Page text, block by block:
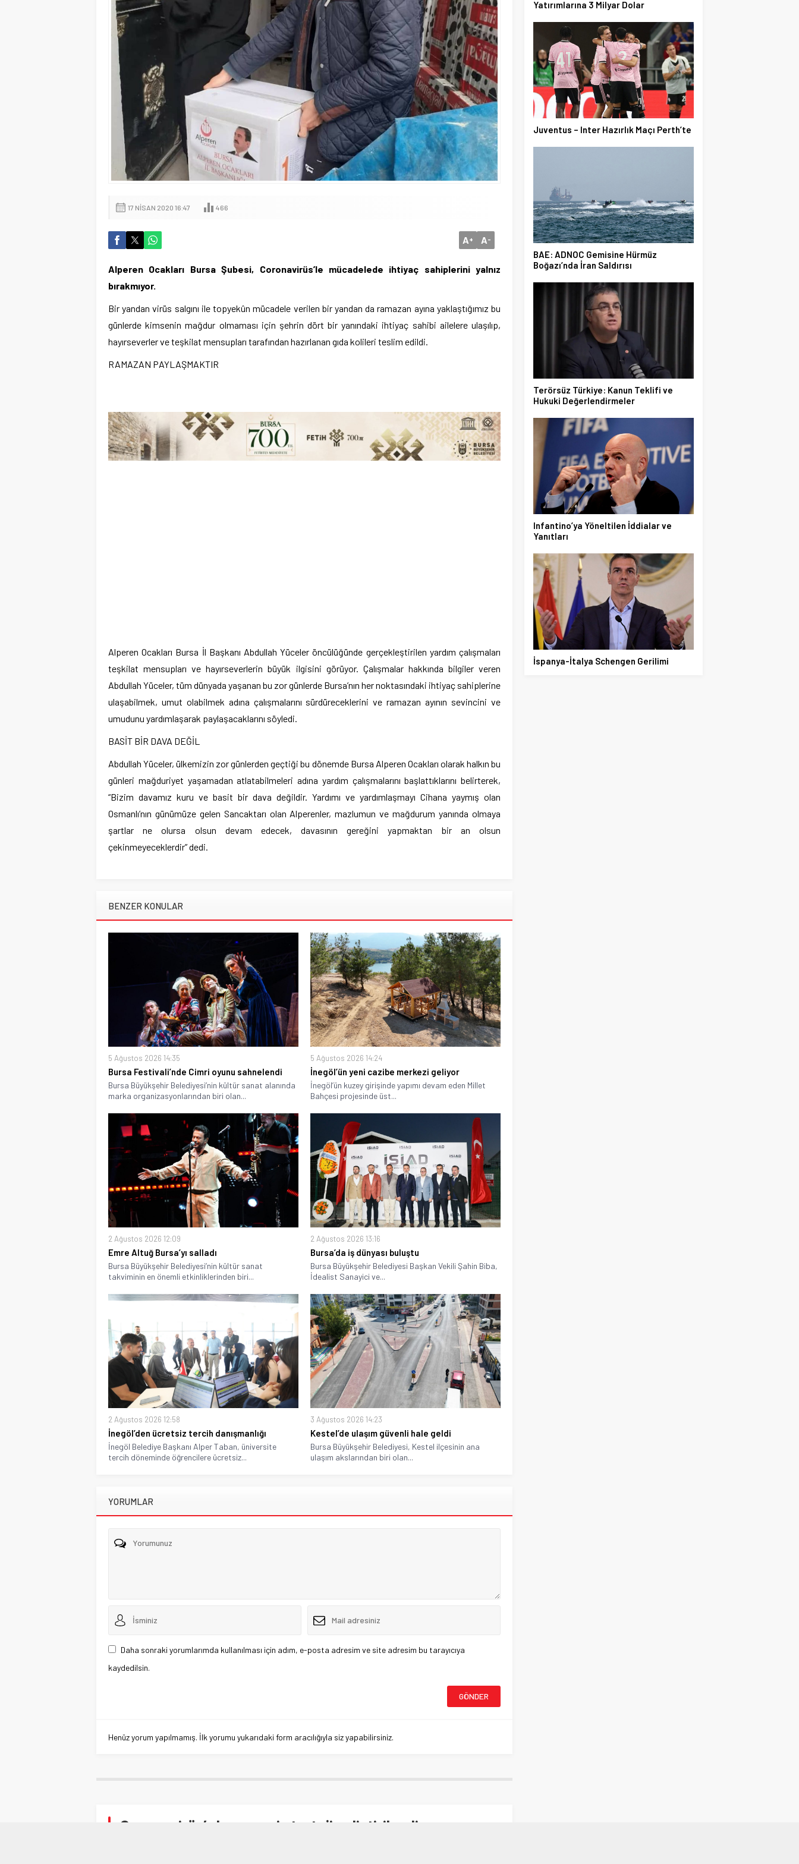
17 NISAN 2020 16:47 466
A+ A-
Alperen Ocakları Bursa Şubesi, Coronavirüs’le mücadelede ihtiyaç sahiplerini yalnız
bırakmıyor.
Bir yandan virüs salgını ile topyekûn mücadele verilen bir yandan da ramazan ayına yaklaştığımız bu
günlerde kimsenin mağdur olmaması için şehrin dört bir yanındaki ihtiyaç sahibi ailelere ulaşılıp,
hayırseverler ve teşkilat mensupları tarafından hazırlanan gıda kolileri teslim edildi.
RAMAZAN PAYLAŞMAKTIR
Alperen Ocakları Bursa İl Başkanı Abdullah Yüceler öncülüğünde gerçekleştirilen yardım çalışmaları
teşkilat mensupları ve hayırseverlerin büyük ilgisini görüyor. Çalışmalar hakkında bilgiler veren
Abdullah Yüceler, tüm dünyada yaşanan bu zor günlerde Bursa’nın her noktasındaki ihtiyaç sahiplerine
ulaşabilmek, umut olabilmek adına çalışmalarını sürdüreceklerini ve ramazan ayının sevincini ve
umudunu yardımlaşarak paylaşacaklarını söyledi.
BASİT BİR DAVA DEĞİL
Abdullah Yüceler, ülkemizin zor günlerden geçtiği bu dönemde Bursa Alperen Ocakları olarak halkın bu
günleri mağduriyet yaşamadan atlatabilmeleri adına yardım çalışmalarını başlattıklarını belirterek,
“Bizim davamız kuru ve basit bir dava değildir. Yardımı ve yardımlaşmayı Cihana yaymış olan
Osmanlı’nın günümüze gelen Sancaktarı olan Alperenler, mazlumun ve mağdurum yanında olmaya
şartlar ne olursa olsun devam edecek, davasının gereğini yapmaktan bir an olsun
çekinmeyeceklerdir” dedi.
BENZER KONULAR
5 Ağustos 2026 14:35
Bursa Festivali’nde Cimri oyunu sahnelendi
Bursa Büyükşehir Belediyesi’nin kültür sanat alanında
marka organizasyonlarından biri olan...
5 Ağustos 2026 14:24
İnegöl’ün yeni cazibe merkezi geliyor
İnegöl’ün kuzey girişinde yapımı devam eden Millet
Bahçesi projesinde üst...
2 Ağustos 2026 12:09
Emre Altuğ Bursa’yı salladı
Bursa Büyükşehir Belediyesi’nin kültür sanat
takviminin en önemli etkinliklerinden biri...
2 Ağustos 2026 13:16
Bursa’da iş dünyası buluştu
Bursa Büyükşehir Belediyesi Başkan Vekili Şahin Biba,
İdealist Sanayici ve...
2 Ağustos 2026 12:58
İnegöl’den ücretsiz tercih danışmanlığı
İnegöl Belediye Başkanı Alper Taban, üniversite
tercih döneminde öğrencilere ücretsiz...
3 Ağustos 2026 14:23
Kestel’de ulaşım güvenli hale geldi
Bursa Büyükşehir Belediyesi, Kestel ilçesinin ana
ulaşım akslarından biri olan...
YORUMLAR
Daha sonraki yorumlarımda kullanılması için adım, e-posta adresim ve site adresim bu tarayıcıya
kaydedilsin.
Henüz yorum yapılmamış. İlk yorumu yukarıdaki form aracılığıyla siz yapabilirsiniz.
Coronavirüs’e karşı yeni strateji geliştirilmeli
Yatırımlarına 3 Milyar Dolar
Juventus – Inter Hazırlık Maçı Perth’te
BAE: ADNOC Gemisine Hürmüz
Boğazı’nda İran Saldırısı
Terörsüz Türkiye: Kanun Teklifi ve
Hukuki Değerlendirmeler
Infantino’ya Yöneltilen İddialar ve
Yanıtları
İspanya-İtalya Schengen Gerilimi